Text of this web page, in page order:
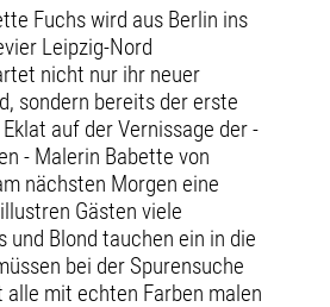
Fuchs wird aus Berlin ins
Leipzig-Nord
nicht nur ihr neuer
sondern bereits der erste
auf der Vernissage der -
- Malerin Babette von
nächsten Morgen eine
Gästen viele
und Blond tauchen ein in die
bei der Spurensuche
mit echten Farben malen